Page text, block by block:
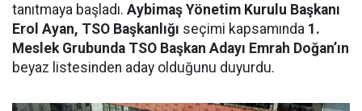
tanıtmaya başladı. Aybimaş Yönetim Kurulu Başkanı
Erol Ayan, TSO Başkanlığı seçimi kapsamında 1.
Meslek Grubunda TSO Başkan Adayı Emrah Doğan’ın
beyaz listesinden aday olduğunu duyurdu.